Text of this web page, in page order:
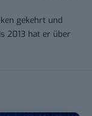
gekehrt und
2013 hat er über